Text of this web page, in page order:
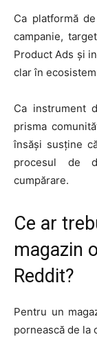
Ca platformă
campanie,
Product Ads și
clar în
Ca instrument
prisma
însăși susține
procesul de
cumpărare.
Ce ar
magazin
Reddit?
Pentru un
pornească de la